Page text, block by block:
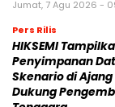
Jumat, 7 Agu 2026 -
Pers Rilis
HIKSEMI
Penyimpanan
Skenario di Ajang
Dukung